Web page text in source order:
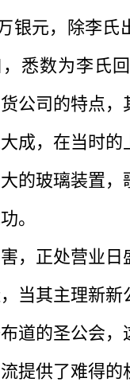
银元，除李氏
悉数为李氏
公司的特点
成，在当时
的玻璃装置
。
正处营业日
其主理新新
道的圣公会
提供了难得的